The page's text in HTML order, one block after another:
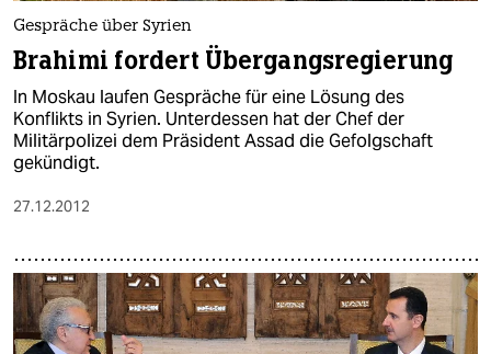
Gespräche über Syrien
Brahimi fordert Übergangsregierung
In Moskau laufen Gespräche für eine Lösung des
Konflikts in Syrien. Unterdessen hat der Chef der
Militärpolizei dem Präsident Assad die Gefolgschaft
gekündigt.
27.12.2012